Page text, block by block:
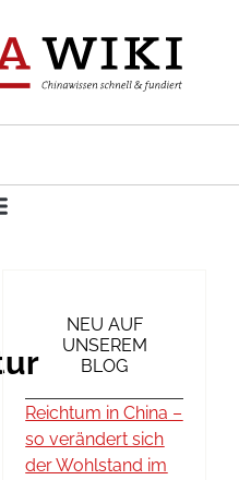
NEU AUF
UNSEREM
BLOG
Reichtum in China –
so verändert sich
der Wohlstand im